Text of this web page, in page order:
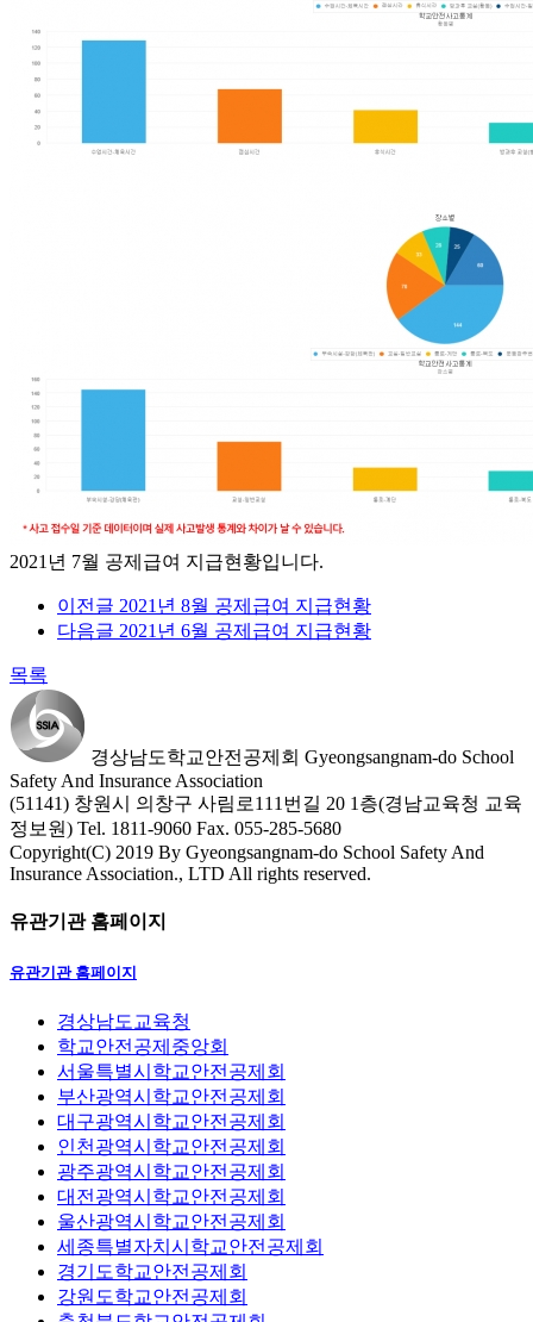
2021년 7월 공제급여 지급현황입니다.
이전글 2021년 8월 공제급여 지급현황
다음글 2021년 6월 공제급여 지급현황
목록
경상남도학교안전공제회 Gyeongsangnam-do School
Safety And Insurance Association
(51141) 창원시 의창구 사림로111번길 20 1층(경남교육청 교육
정보원) Tel. 1811-9060 Fax. 055-285-5680
Copyright(C) 2019 By Gyeongsangnam-do School Safety And
Insurance Association., LTD All rights reserved.
유관기관 홈페이지
유관기관 홈페이지
경상남도교육청
학교안전공제중앙회
서울특별시학교안전공제회
부산광역시학교안전공제회
대구광역시학교안전공제회
인천광역시학교안전공제회
광주광역시학교안전공제회
대전광역시학교안전공제회
울산광역시학교안전공제회
세종특별자치시학교안전공제회
경기도학교안전공제회
강원도학교안전공제회